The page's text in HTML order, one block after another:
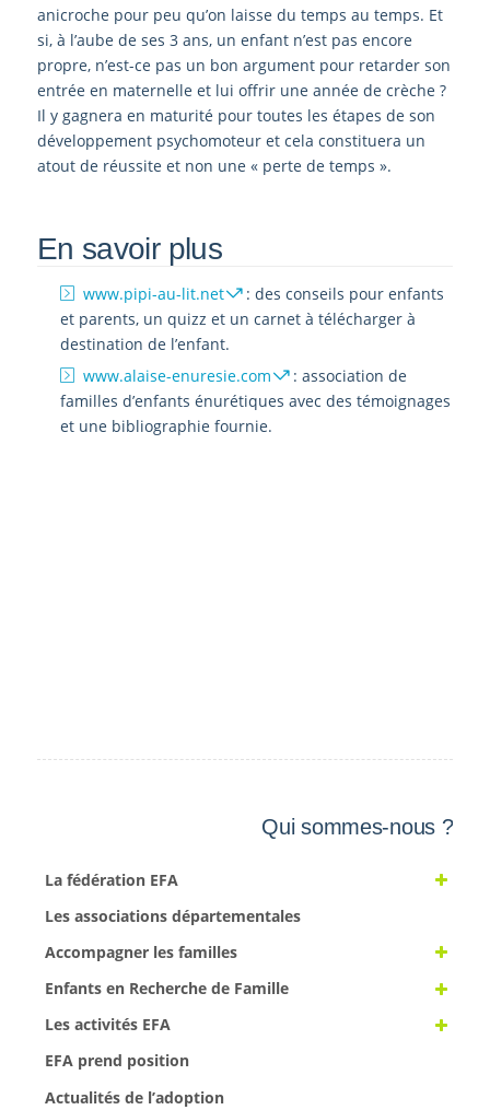
anicroche pour peu qu’on laisse du temps au temps. Et
si, à l’aube de ses 3 ans, un enfant n’est pas encore
propre, n’est-ce pas un bon argument pour retarder son
entrée en maternelle et lui offrir une année de crèche ?
Il y gagnera en maturité pour toutes les étapes de son
développement psychomoteur et cela constituera un
atout de réussite et non une « perte de temps ».
En savoir plus
www.pipi-au-lit.net
: des conseils pour enfants
et parents, un quizz et un carnet à télécharger à
destination de l’enfant.
www.alaise-enuresie.com
: association de
familles d’enfants énurétiques avec des témoignages
et une bibliographie fournie.
Qui sommes-nous ?
La fédération EFA
Les associations départementales
Accompagner les familles
Enfants en Recherche de Famille
Les activités EFA
EFA prend position
Actualités de l’adoption